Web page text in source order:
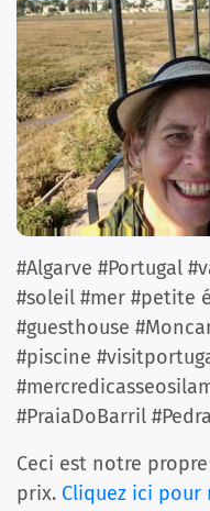
#Algarve #Portugal
#soleil #mer #petite
#guesthouse
#piscine
#PraiaDoBarril
Ceci est notre
prix. Cliquez ici pour